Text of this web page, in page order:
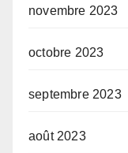
novembre 2023
octobre 2023
septembre 2023
août 2023